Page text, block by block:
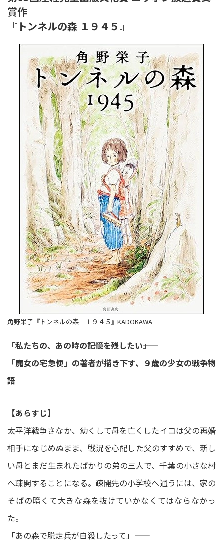
賞作
『トンネルの森 １９４５』
角野栄子『トンネルの森 １９４５』KADOKAWA
「私たちの、あの時の記憶を残したい――」
「魔女の宅急便」の著者が描き下す、９歳の少女の戦争物
語
【あらすじ】
太平洋戦争さなか、幼くして母を亡くしたイコは父の再婚
相手になじめぬまま、戦況を心配した父のすすめで、新し
い母とまだ生まれたばかりの弟の三人で、千葉の小さな村
へ疎開することになる。疎開先の小学校へ通うには、家の
そばの暗くて大きな森を抜けていかなくてはならなかっ
た。
「あの森で脱走兵が自殺したって」――